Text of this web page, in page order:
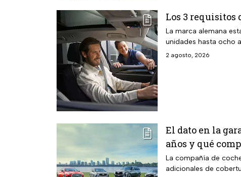
Los 3 requisitos
La marca alemana
unidades hasta ocho
2 agosto, 2026
El dato en la
años y qué
La compañía de
adicionales de